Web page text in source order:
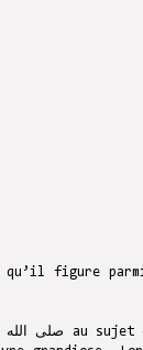
figure